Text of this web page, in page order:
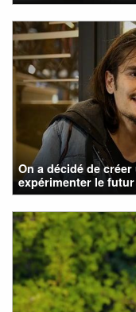
On a décidé de
expérimenter le futur